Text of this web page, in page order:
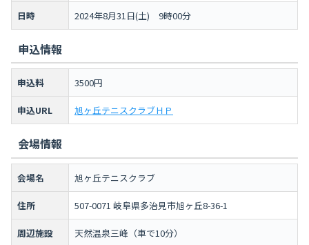
日時 2024年8月31日(土) 9時00分
申込情報
申込料 3500円
申込URL 旭ヶ丘テニスクラブＨＰ
会場情報
会場名 旭ヶ丘テニスクラブ
住所 507-0071 岐阜県多治見市旭ヶ丘8-36-1
周辺施設 天然温泉三峰（車で10分）